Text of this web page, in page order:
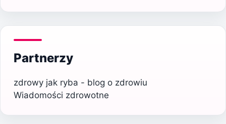
Partnerzy
zdrowy jak ryba - blog o zdrowiu
Wiadomości zdrowotne